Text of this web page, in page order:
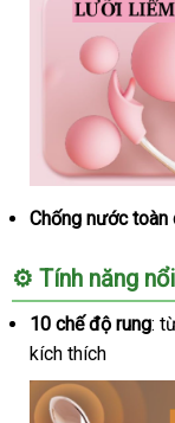
Chống nước toàn
⚙️ Tính năng
10 chế độ rung:
kích thích